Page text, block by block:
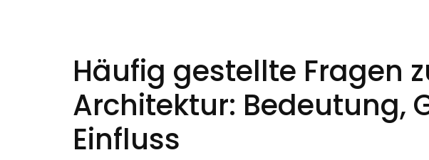
Häufig gestellte Fragen
Architektur: Bedeutung,
Einfluss